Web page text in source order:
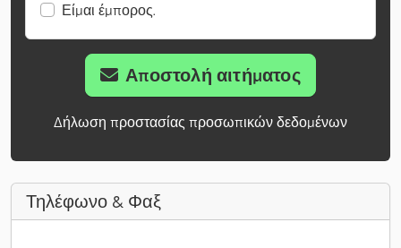
Είμαι έμπορος.
Αποστολή αιτήματος
Δήλωση προστασίας προσωπικών δεδομένων
Τηλέφωνο & Φαξ